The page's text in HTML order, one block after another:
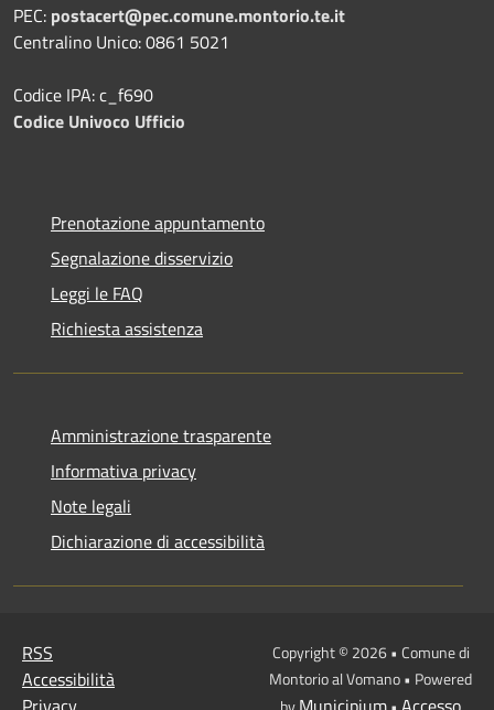
PEC: postacert@pec.comune.montorio.te.it
Centralino Unico: 0861 5021
Codice IPA: c_f690
Codice Univoco Ufficio
Prenotazione appuntamento
Segnalazione disservizio
Leggi le FAQ
Richiesta assistenza
Amministrazione trasparente
Informativa privacy
Note legali
Dichiarazione di accessibilità
RSS
Accessibilità
Copyright © 2026 • Comune di
Montorio al Vomano • Powered